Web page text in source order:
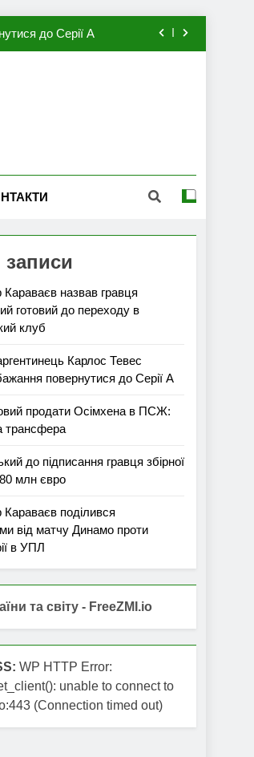
до Серії А
за 80 млн євро
клуб
до Серії А
записи
назвав гравця
готовий до переходу в
клуб
Карлос Тевес
повернутися до Серії А
продати Осімхена в ПСЖ:
трансфера
до підписання гравця збірної
млн євро
поділився
від матчу Динамо проти
в УПЛ
та світу - FreeZMI.io
WP HTTP Error:
unable to connect to
(Connection timed out)